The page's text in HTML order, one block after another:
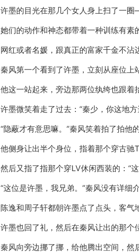
许墨的目光在那几个女人身上扫了一
她们的动作和神态都带着一种训练有素
网红或者名媛，跟真正的富家千金不沾
秦风第一个看到了许墨，立刻从座位上
他这一站起来，旁边那两位纨绔也跟着
许墨微笑着走了过去：“秦少，你这地
“隐蔽才有意思嘛。”秦风笑着拍了拍他
他侧身让出半个身位，指着那个穿古驰
然后又指了指那个穿LV休闲西装的：“
“这位是许墨，我兄弟。”秦风没有详细
陈逸和周子轩都朝许墨点了点头，客气
许墨也回了礼，然后在秦风让出的那
秦风向旁边挪了挪，给他腾出空间，然